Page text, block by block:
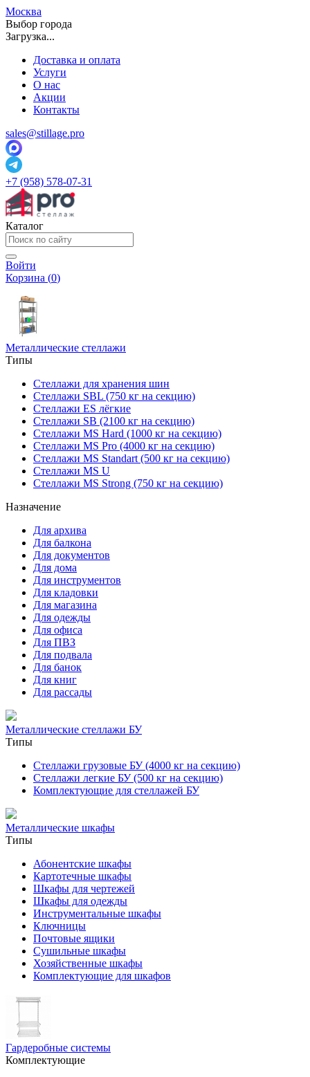
Москва
Выбор города
Загрузка...
Доставка и оплата
Услуги
О нас
Акции
Контакты
sales@stillage.pro
+7 (958) 578-07-31
Каталог
Войти
Корзина (0)
Металлические стеллажи
Типы
Стеллажи для хранения шин
Стеллажи SBL (750 кг на секцию)
Стеллажи ES лёгкие
Стеллажи SB (2100 кг на секцию)
Стеллажи MS Hard (1000 кг на секцию)
Стеллажи MS Pro (4000 кг на секцию)
Стеллажи MS Standart (500 кг на секцию)
Стеллажи MS U
Стеллажи MS Strong (750 кг на секцию)
Назначение
Для архива
Для балкона
Для документов
Для дома
Для инструментов
Для кладовки
Для магазина
Для одежды
Для офиса
Для ПВЗ
Для подвала
Для банок
Для книг
Для рассады
Металлические стеллажи БУ
Типы
Стеллажи грузовые БУ (4000 кг на секцию)
Стеллажи легкие БУ (500 кг на секцию)
Комплектующие для стеллажей БУ
Металлические шкафы
Типы
Абонентские шкафы
Картотечные шкафы
Шкафы для чертежей
Шкафы для одежды
Инструментальные шкафы
Ключницы
Почтовые ящики
Сушильные шкафы
Хозяйственные шкафы
Комплектующие для шкафов
Гардеробные системы
Комплектующие